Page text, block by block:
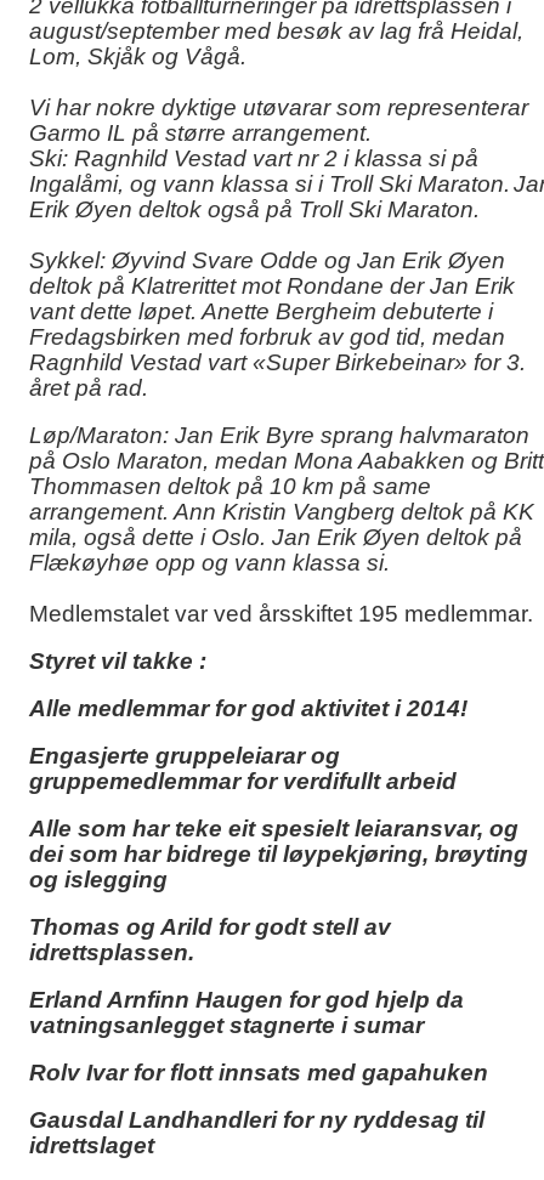
2 vellukka fotballturneringer på idrettsplassen i
august/september med besøk av lag frå Heidal,
Lom, Skjåk og Vågå.
Vi har nokre dyktige utøvarar som representerar
Garmo IL på større arrangement.
Ski: Ragnhild Vestad vart nr 2 i klassa si på
Ingalåmi, og vann klassa si i Troll Ski Maraton.
Erik Øyen deltok også på Troll Ski Maraton.
Sykkel: Øyvind Svare Odde og Jan Erik Øyen
deltok på Klatrerittet mot Rondane der Jan Erik
vant dette løpet. Anette Bergheim debuterte i
Fredagsbirken med forbruk av god tid, medan
Ragnhild Vestad vart «Super Birkebeinar» for 3.
året på rad.
Løp/Maraton: Jan Erik Byre sprang halvmaraton
på Oslo Maraton, medan Mona Aabakken og Britt
Thommasen deltok på 10 km på same
arrangement. Ann Kristin Vangberg deltok på KK
mila, også dette i Oslo. Jan Erik Øyen deltok på
Flækøyhøe opp og vann klassa si.
Medlemstalet var ved årsskiftet 195 medlemmar.
Styret vil takke :
Alle medlemmar for god aktivitet i 2014!
Engasjerte gruppeleiarar og
gruppemedlemmar for verdifullt arbeid
Alle som har teke eit spesielt leiaransvar, og
dei som har bidrege til løypekjøring, brøyting
og islegging
Thomas og Arild for godt stell av
idrettsplassen.
Erland Arnfinn Haugen for god hjelp da
vatningsanlegget stagnerte i sumar
Rolv Ivar for flott innsats med gapahuken
Gausdal Landhandleri for ny ryddesag til
idrettslaget